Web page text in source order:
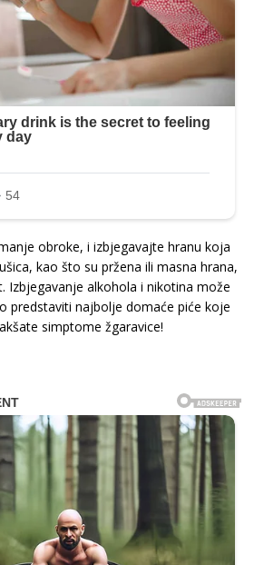
obroke, i izbjegavajte hranu koja
kao što su pržena ili masna hrana,
Izbjegavanje alkohola i nikotina može
predstaviti najbolje domaće piće koje
simptome žgaravice!